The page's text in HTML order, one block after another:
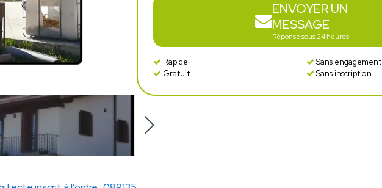
ENVOYER UN
MESSAGE
Réponse sous 24 heures
Rapide
Sans engagement
Gratuit
Sans inscription